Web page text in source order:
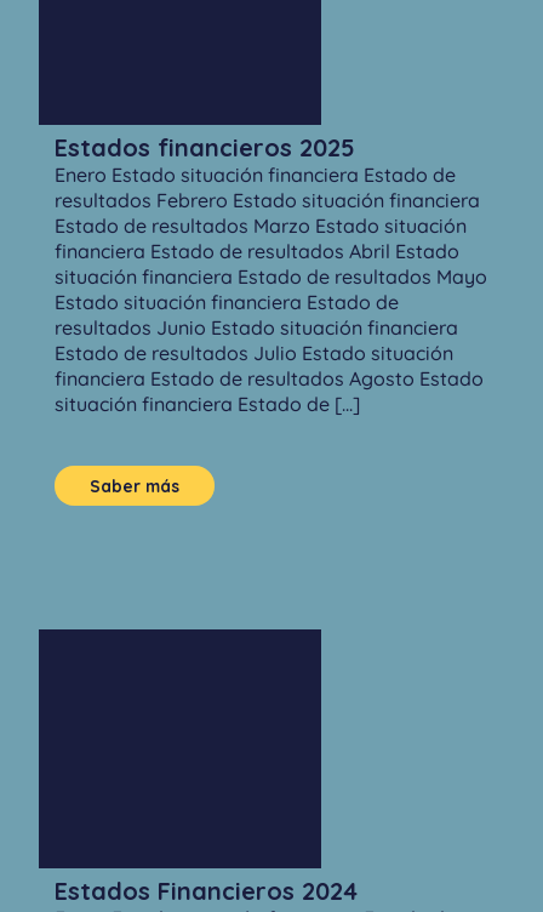
Estados financieros 2025
Enero Estado situación financiera Estado de
resultados Febrero Estado situación financiera
Estado de resultados Marzo Estado situación
financiera Estado de resultados Abril Estado
situación financiera Estado de resultados Mayo
Estado situación financiera Estado de
resultados Junio Estado situación financiera
Estado de resultados Julio Estado situación
financiera Estado de resultados Agosto Estado
situación financiera Estado de [...]
Saber más
Estados Financieros 2024